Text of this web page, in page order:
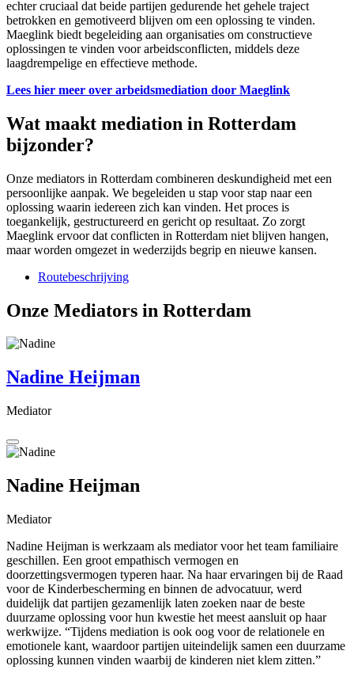
echter cruciaal dat beide partijen gedurende het gehele traject
betrokken en gemotiveerd blijven om een oplossing te vinden.
Maeglink biedt begeleiding aan organisaties om constructieve
oplossingen te vinden voor arbeidsconflicten, middels deze
laagdrempelige en effectieve methode.
Lees hier meer over arbeidsmediation door Maeglink
Wat maakt mediation in Rotterdam
bijzonder?
Onze mediators in Rotterdam combineren deskundigheid met een
persoonlijke aanpak. We begeleiden u stap voor stap naar een
oplossing waarin iedereen zich kan vinden. Het proces is
toegankelijk, gestructureerd en gericht op resultaat. Zo zorgt
Maeglink ervoor dat conflicten in Rotterdam niet blijven hangen,
maar worden omgezet in wederzijds begrip en nieuwe kansen.
Routebeschrijving
Onze Mediators in Rotterdam
Nadine Heijman
Mediator
Nadine Heijman
Mediator
Nadine Heijman is werkzaam als mediator voor het team familiaire
geschillen. Een groot empathisch vermogen en
doorzettingsvermogen typeren haar. Na haar ervaringen bij de Raad
voor de Kinderbescherming en binnen de advocatuur, werd
duidelijk dat partijen gezamenlijk laten zoeken naar de beste
duurzame oplossing voor hun kwestie het meest aansluit op haar
werkwijze. “Tijdens mediation is ook oog voor de relationele en
emotionele kant, waardoor partijen uiteindelijk samen een duurzame
oplossing kunnen vinden waarbij de kinderen niet klem zitten.”